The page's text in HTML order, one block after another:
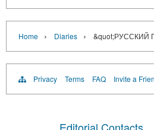
Home › Diaries › &quot;РУССКИЙ
Privacy Terms FAQ Invite a